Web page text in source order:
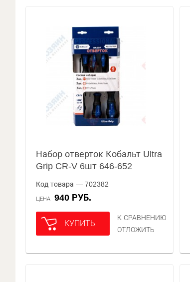
Набор отверток Кобальт Ultra
Grip CR-V 6шт 646-652
Код товара — 702382
ЦЕНА 940 РУБ.
КУПИТЬ
К СРАВНЕНИЮ
ОТЛОЖИТЬ